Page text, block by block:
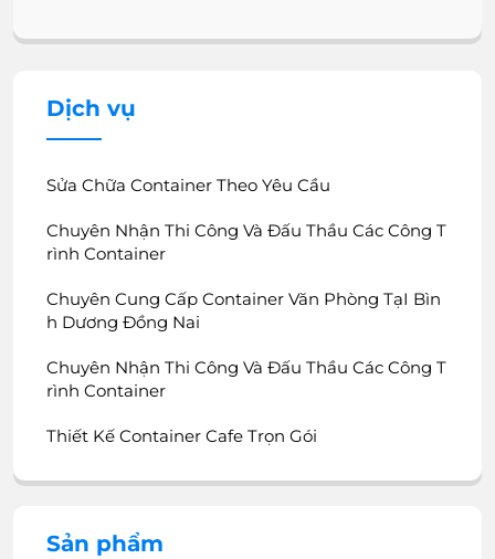
Dịch vụ
Sửa Chữa Container Theo Yêu Cầu
Chuyên Nhận Thi Công Và Đấu Thầu Các Công T
Rình Container
Chuyên Cung Cấp Container Văn Phòng TạI Bìn
H Dương Đồng Nai
Chuyên Nhận Thi Công Và Đấu Thầu Các Công T
Rình Container
Thiết Kế Container Cafe Trọn Gói
Sản phẩm